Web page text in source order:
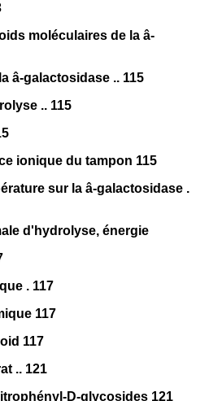
moléculaires de la â-
â-galactosidase .. 115
.. 115
ionique du tampon 115
sur la â-galactosidase .
d'hydrolyse, énergie
. 117
117
117
.. 121
D-glycosides 121